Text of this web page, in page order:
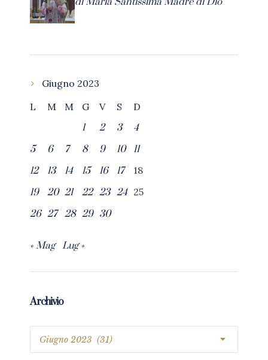
Giugno 2023
L
M M G V S
D
1
2 3
4
5
6 7 8 9 10
11
12
13 14 15 16 17
18
19
20 21 22 23 24 25
26 27 28 29 30
« Mag Lug »
Archivio